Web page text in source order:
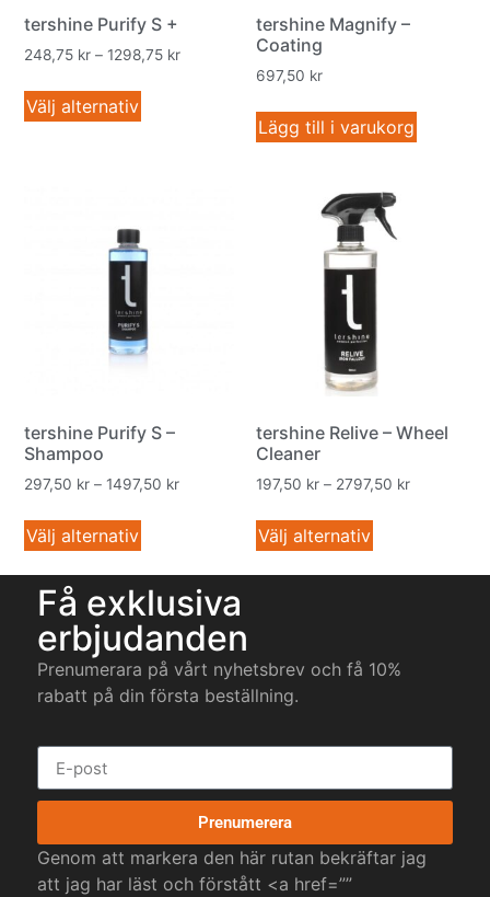
tershine Purify S +
248,75 kr – 1298,75 kr
Välj alternativ
tershine Magnify –
Coating
697,50 kr
Lägg till i varukorg
tershine Purify S –
Shampoo
297,50 kr – 1497,50 kr
Välj alternativ
tershine Relive – Wheel
Cleaner
197,50 kr – 2797,50 kr
Välj alternativ
Få exklusiva
erbjudanden
Prenumerara på vårt nyhetsbrev och få 10%
rabatt på din första beställning.
Prenumerera
Genom att markera den här rutan bekräftar jag
att jag har läst och förstått <a href=””